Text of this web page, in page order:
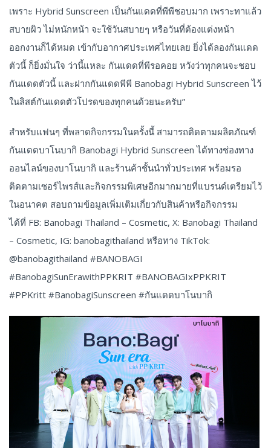
เพราะ Hybrid Sunscreen เป็นกันแดดที่พีพีชอบมาก เพราะทาแล้ว
สบายผิว ไม่หนักหน้า จะใช้วันสบายๆ หรือวันที่ต้องแต่งหน้า
ออกงานก็ได้หมด เข้ากับอากาศประเทศไทยเลย ยิ่งได้ลองกันแดด
ตัวนี้ ก็ยิ่งมั่นใจ ว่านี้แหละ กันแดดที่พีรอคอย หวังว่าทุกคนจะชอบ
กันแดดตัวนี้ และฝากกันแดดพีพี Banobagi Hybrid Sunscreen ไว้
ในลิสต์กันแดดตัวโปรดของทุกคนด้วยนะครับ”
สำหรับแฟนๆ ที่พลาดกิจกรรมในครั้งนี้ สามารถติดตามผลิตภัณฑ์
กันแดดบาโนบากิ Banobagi Hybrid Sunscreen ได้ทางช่องทาง
ออนไลน์ของบาโนบากิ และร้านค้าชั้นนำทั่วประเทศ พร้อมรอ
ติดตามเซอร์ไพรส์และกิจกรรมพิเศษอีกมากมายที่แบรนด์เตรียมไว้
ในอนาคต สอบถามข้อมูลเพิ่มเติมเกี่ยวกับสินค้าหรือกิจกรรม
ได้ที่ FB: Banobagi Thailand – Cosmetic, X: Banobagi Thailand
– Cosmetic, IG: banobagithailand หรือทาง TikTok:
@banobagithailand #BANOBAGI
#BanobagiSunErawithPPKRIT #BANOBAGIxPPKRIT
#PPKritt #BanobagiSunscreen #กันแดดบาโนบากิ